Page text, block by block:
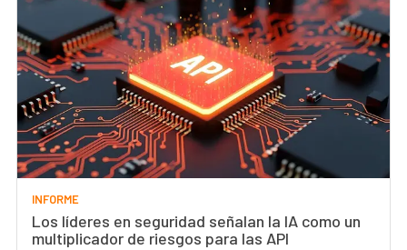
INFORME
Los líderes en seguridad señalan la IA como un
multiplicador de riesgos para las API